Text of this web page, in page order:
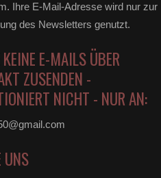
Ihre E-Mail-Adresse wird nur zur
des Newsletters genutzt.
E-MAILS ÜBER
ZUSENDEN -
NICHT - NUR AN:
UNS